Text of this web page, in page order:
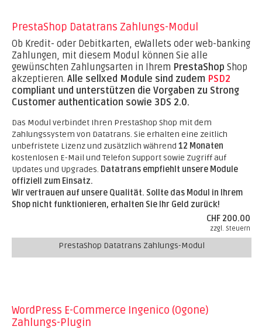
PrestaShop Datatrans Zahlungs-Modul
Ob Kredit- oder Debitkarten, eWallets oder web-banking
Zahlungen, mit diesem Modul können Sie alle
gewünschten Zahlungsarten in Ihrem PrestaShop Shop
akzeptieren. Alle sellxed Module sind zudem PSD2
compliant und unterstützen die Vorgaben zu Strong
Customer authentication sowie 3DS 2.0.
Das Modul verbindet Ihren PrestaShop Shop mit dem
Zahlungssystem von Datatrans. Sie erhalten eine zeitlich
unbefristete Lizenz und zusätzlich während 12 Monaten
kostenlosen E-Mail und Telefon Support sowie Zugriff auf
Updates und Upgrades. Datatrans empfiehlt unsere Module
offiziell zum Einsatz.
Wir vertrauen auf unsere Qualität. Sollte das Modul in Ihrem
Shop nicht funktionieren, erhalten Sie Ihr Geld zurück!
CHF 200.00
zzgl. Steuern
PrestaShop Datatrans Zahlungs-Modul
WordPress E-Commerce Ingenico (Ogone)
Zahlungs-Plugin